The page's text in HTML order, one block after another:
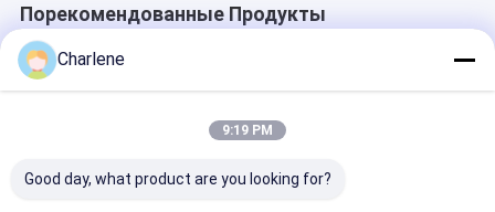
Порекомендованные Продукты
Charlene
9:19 PM
Good day, what product are you looking for?